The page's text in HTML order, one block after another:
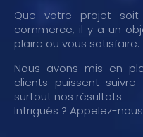
Que votre projet
commerce, il y a un
plaire ou vous satisfaire.
Nous avons mis en
clients puissent
surtout nos résultats.
Intrigués ? Appelez-